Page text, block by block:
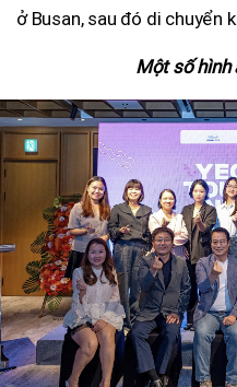
ở Busan, sau đó di chuyển
Một số hình